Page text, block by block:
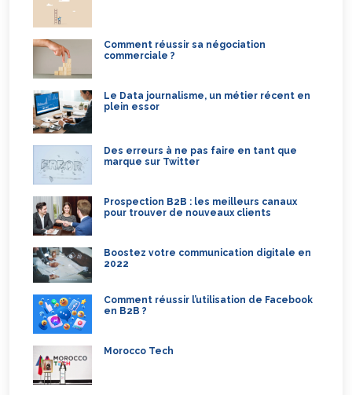
Comment réussir sa négociation
commerciale ?
Le Data journalisme, un métier récent en
plein essor
Des erreurs à ne pas faire en tant que
marque sur Twitter
Prospection B2B : les meilleurs canaux
pour trouver de nouveaux clients
Boostez votre communication digitale en
2022
Comment réussir l’utilisation de Facebook
en B2B ?
Morocco Tech